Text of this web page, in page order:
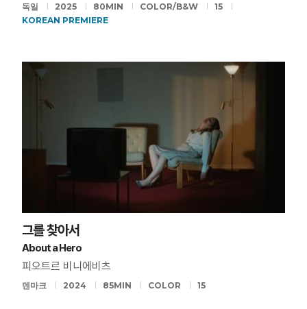
독일 2025 80MIN COLOR/B&W
15
KOREAN PREMIERE
그를 찾아서
About a Hero
피오트르 비니에비츠
덴마크 2024 85MIN COLOR 15